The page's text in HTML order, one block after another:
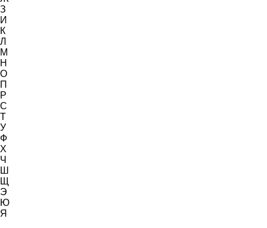
З
И
К
Л
М
Н
О
П
Р
С
Т
У
Ф
Х
Ч
Ш
Щ
Э
Ю
Я